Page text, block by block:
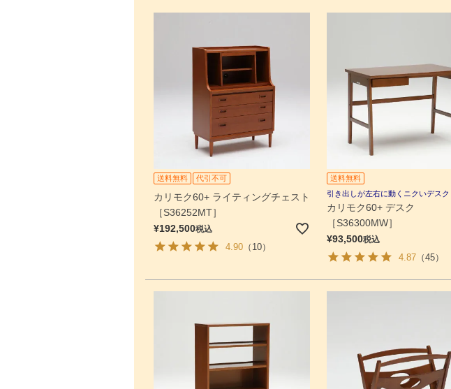
送料無料 代引不可
カリモク60+ ライティングチェスト
［S36252MT］
¥192,500税込
4.90（10）
送料無料
引き出しが左右に動くニクいデスク
カリモク60+ デスク
［S36300MW］
¥93,500税込
4.87（45）